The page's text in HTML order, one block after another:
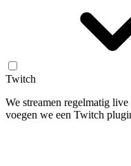
Twitch
We streamen regelmatig
voegen we een Twitch